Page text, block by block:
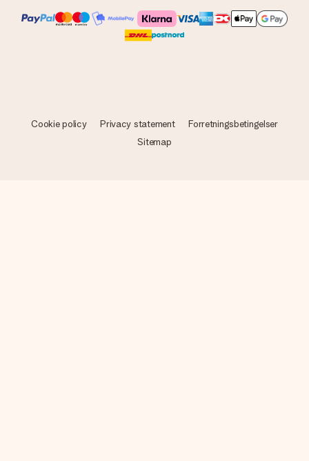
Cookie policy Privacy statement
Forretningsbetingelser
Sitemap